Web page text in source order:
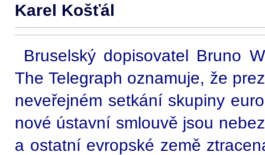
Karel Košťál
Bruselský dopisovatel Bruno
The Telegraph oznamuje, že
neveřejném setkání skupiny
nové ústavní smlouvě jsou
a ostatní evropské země